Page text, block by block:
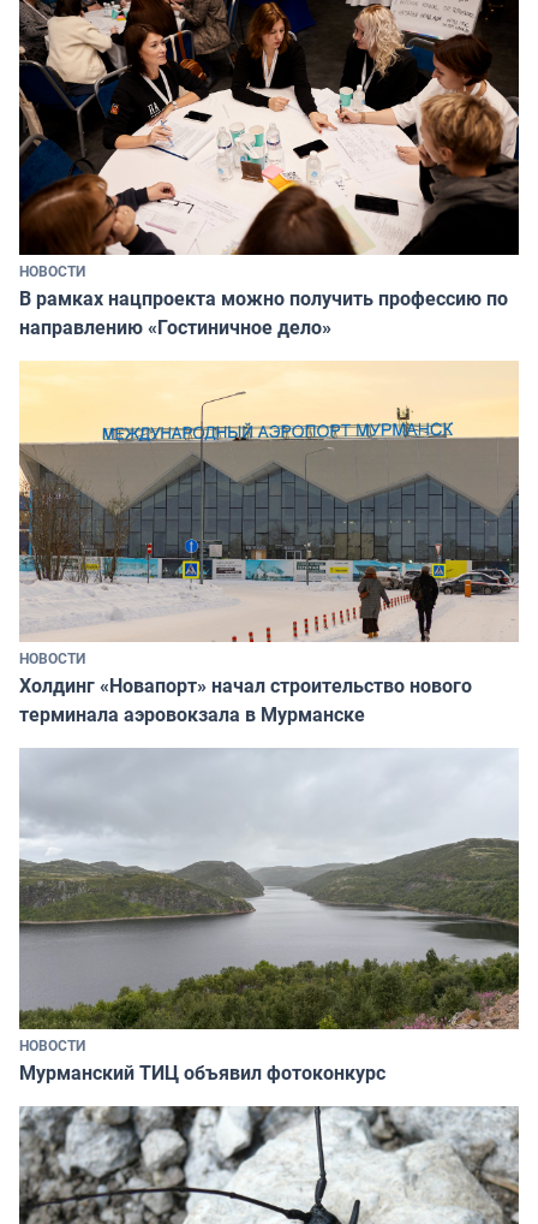
НОВОСТИ
В рамках нацпроекта можно получить профессию по
направлению «Гостиничное дело»
НОВОСТИ
Холдинг «Новапорт» начал строительство нового
терминала аэровокзала в Мурманске
НОВОСТИ
Мурманский ТИЦ объявил фотоконкурс